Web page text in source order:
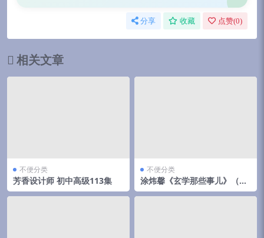
分享 收藏 点赞(0)
相关文章
不便分类
芳香设计师 初中高级113集
不便分类
涂炜馨《玄学那些事儿》（第
二部）218页